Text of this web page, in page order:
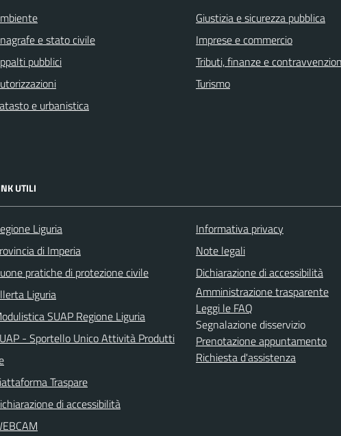
e stato civile
pubblici
e urbanistica
Giustizia e sicurezza pubblica
Imprese e commercio
Tributi, finanze e
Turismo
UTILI
Liguria
di Imperia
pratiche di protezione civile
Liguria
SUAP Regione Liguria
- Sportello Unico Attività Produtti
Traspare
di accessibilità
Informativa privacy
Note legali
Dichiarazione di accessibilità
Amministrazione trasparente
Leggi le FAQ
Segnalazione disservizio
Prenotazione appuntamento
Richiesta d'assistenza